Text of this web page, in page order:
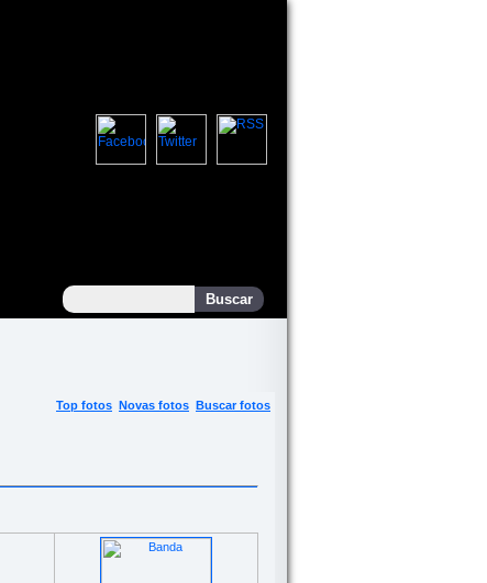
Top fotos Novas fotos Buscar fotos